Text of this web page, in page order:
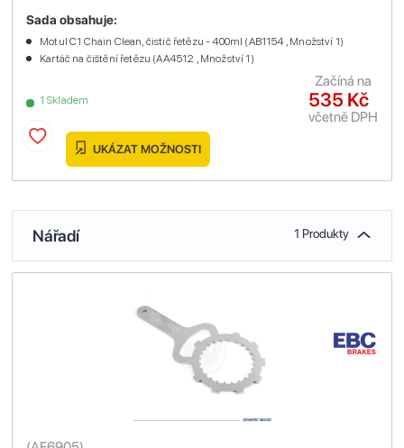
1 Skladem
Sada obsahuje:
Motul C1 Chain Clean, čistič řetězu - 400ml (AB1154 , Množství 1)
Kartáč na čištění řetězu (AA4512 , Množství 1)
535 Kč
včetně DPH
Začíná na
UKÁZAT MOŽNOSTI
Nářadí 1 Produkty